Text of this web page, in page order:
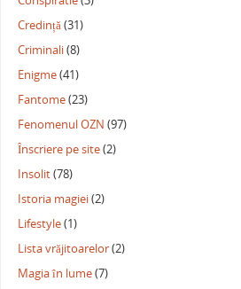
Credință(31)
Criminali(8)
Enigme(41)
Fantome(23)
Fenomenul OZN (97)
Înscriere pe site(2)
Insolit(78)
Istoria magiei(2)
Lifestyle(1)
Lista vrăjitoarelor(2)
Magia în lume(7)